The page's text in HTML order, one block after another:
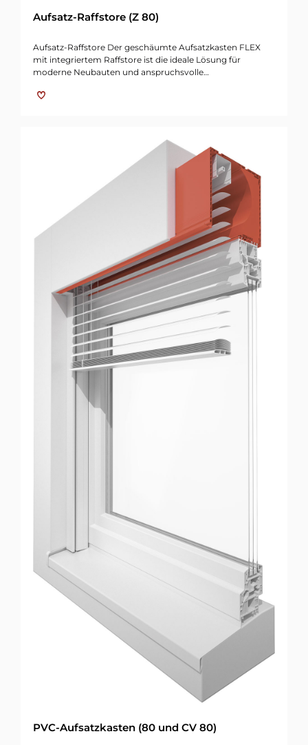
Aufsatz-Raffstore (Z 80)
Aufsatz-Raffstore Der geschäumte Aufsatzkasten FLEX
mit integriertem Raffstore ist die ideale Lösung für
moderne Neubauten und anspruchsvolle…
PVC-Aufsatzkasten (80 und CV 80)